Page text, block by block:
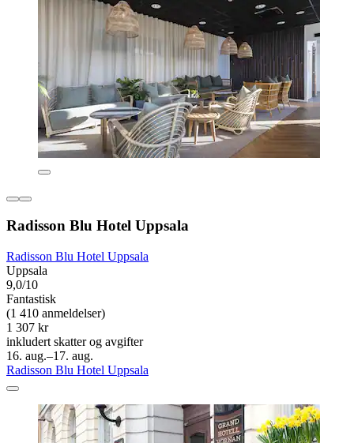
Radisson Blu Hotel Uppsala
Radisson Blu Hotel Uppsala
Uppsala
9,0/10
Fantastisk
(1 410 anmeldelser)
1 307 kr
inkludert skatter og avgifter
16. aug.–17. aug.
Radisson Blu Hotel Uppsala